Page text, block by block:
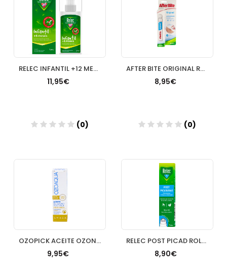
RELEC INFANTIL +12 MESES REPELENTE 100 ML
11,95€
(0)
AFTER BITE ORIGINAL ROLLON 14 ML
8,95€
(0)
Añadir
OZOPICK ACEITE OZONIZADO POSTPICA 1 ENVASE 15 ML
9,95€
RELEC POST PICAD ROLL ON 15 ML
8,90€